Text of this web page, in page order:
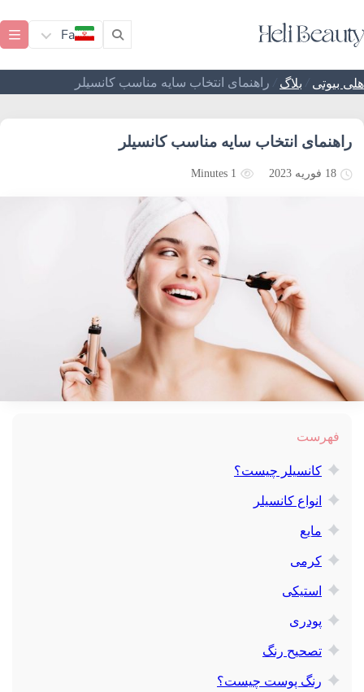
Fa
بیوتی / بلاگ / راهنمای انتخاب سایه مناسب کانسیلر
راهنمای انتخاب سایه مناسب کانسیلر
18 فوریه 2023 1 Minutes
فهرست
کانسیلر چیست؟
انواع کانسیلر
مایع
کرمی
استیکی
پودری
تصحیح رنگ
رنگ پوست چیست؟